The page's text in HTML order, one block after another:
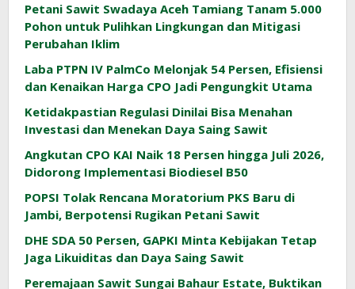
Petani Sawit Swadaya Aceh Tamiang Tanam 5.000
Pohon untuk Pulihkan Lingkungan dan Mitigasi
Perubahan Iklim
Laba PTPN IV PalmCo Melonjak 54 Persen, Efisiensi
dan Kenaikan Harga CPO Jadi Pengungkit Utama
Ketidakpastian Regulasi Dinilai Bisa Menahan
Investasi dan Menekan Daya Saing Sawit
Angkutan CPO KAI Naik 18 Persen hingga Juli 2026,
Didorong Implementasi Biodiesel B50
POPSI Tolak Rencana Moratorium PKS Baru di
Jambi, Berpotensi Rugikan Petani Sawit
DHE SDA 50 Persen, GAPKI Minta Kebijakan Tetap
Jaga Likuiditas dan Daya Saing Sawit
Peremajaan Sawit Sungai Bahaur Estate, Buktikan